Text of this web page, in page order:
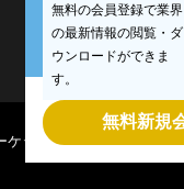
ティング株式会社）
無料の会員登録で業界
の最新情報の閲覧・ダ
ウンロードができま
す。
無料新規